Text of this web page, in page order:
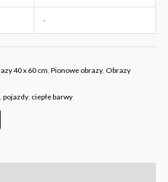
-
40 x 60 cm, Pionowe obrazy, Obrazy
, pojazdy, ciepłe barwy